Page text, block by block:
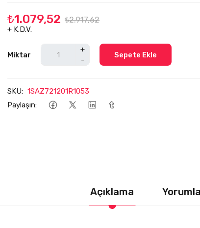
₺1.079,52 ₺2.917,62
+ K.D.V.
Miktar
+
-
Sepete Ekle
SKU: 1SAZ721201R1053
Paylaşın:
Açıklama